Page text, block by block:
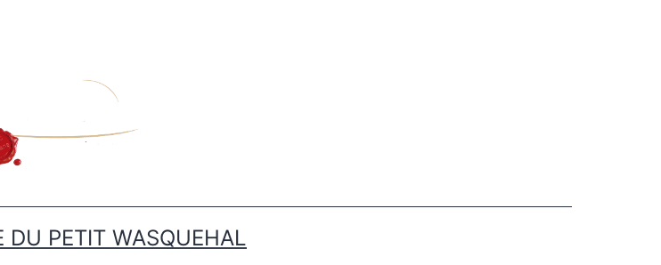
DU PETIT WASQUEHAL